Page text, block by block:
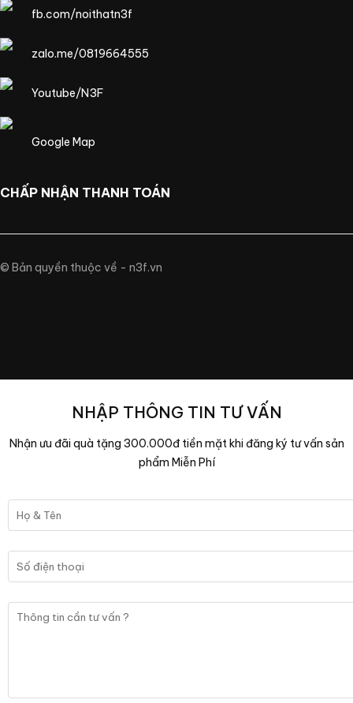
fb.com/noithatn3f
zalo.me/0819664555
Youtube/N3F
Google Map
CHẤP NHẬN THANH TOÁN
© Bản quyền thuộc về - n3f.vn
NHẬP THÔNG TIN TƯ VẤN
Nhận ưu đãi quà tặng 300.000đ tiền mặt khi đăng ký tư vấn sản
phẩm Miễn Phí